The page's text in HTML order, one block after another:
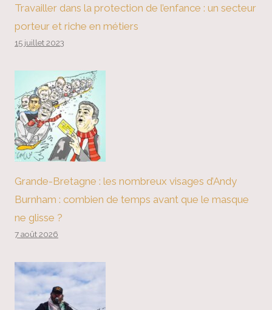
Travailler dans la protection de l’enfance : un secteur
porteur et riche en métiers
15 juillet 2023
Grande-Bretagne : les nombreux visages d’Andy
Burnham : combien de temps avant que le masque
ne glisse ?
7 août 2026